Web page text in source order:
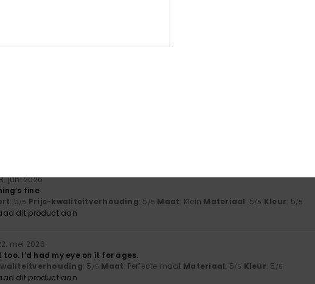
Prijs-kwaliteitverhouding
juni 2026
fine
: 5/5 Prijs-kwaliteitverhouding: 5 /5 Maat: Klein Materiaal: 5/5 Kleur: 5/5
dit product aan
mei 2026
too. I’d had my eye on it for ages.
: 5 /5 Maat: Perfecte maat Materiaal: 5/5 Kleur: 5 /5
dit product aan